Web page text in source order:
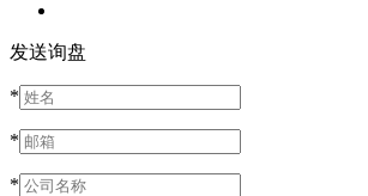
发送询盘
*
*
*